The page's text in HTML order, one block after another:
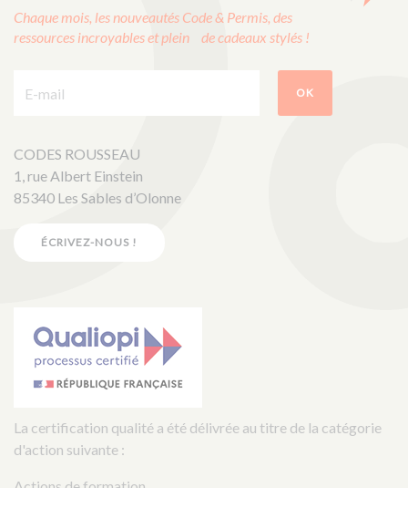
Chaque mois, les nouveautés Code & Permis, des
ressources incroyables et plein de cadeaux stylés !
OK
CODES ROUSSEAU
1, rue Albert Einstein
85340 Les Sables d’Olonne
ÉCRIVEZ-NOUS !
La certification qualité a été délivrée au titre de la catégorie
d'action suivante :
Actions de formation